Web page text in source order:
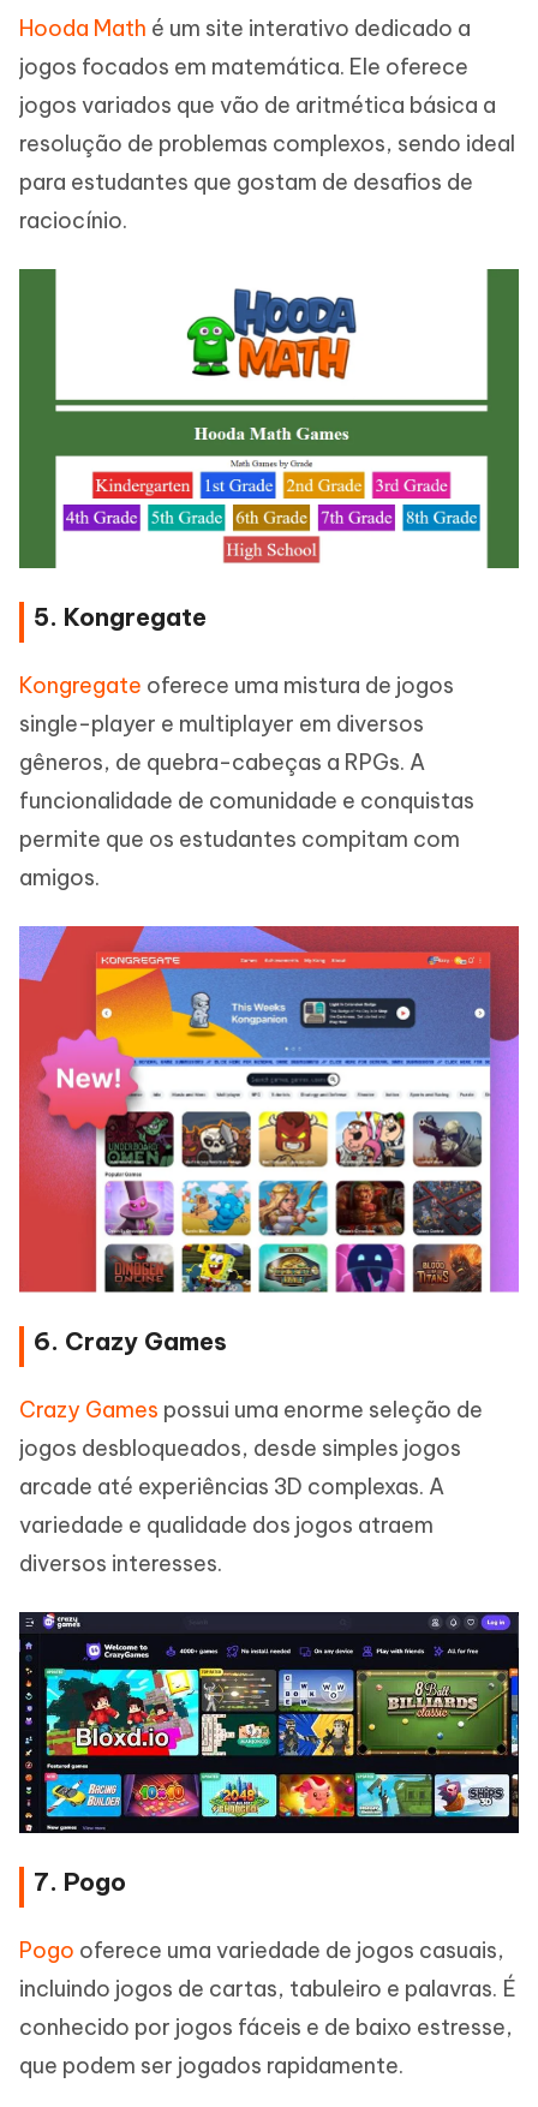
Hooda Math é um site interativo dedicado a
jogos focados em matemática. Ele oferece
jogos variados que vão de aritmética básica a
resolução de problemas complexos, sendo ideal
para estudantes que gostam de desafios de
raciocínio.
5. Kongregate
Kongregate oferece uma mistura de jogos
single-player e multiplayer em diversos
gêneros, de quebra-cabeças a RPGs. A
funcionalidade de comunidade e conquistas
permite que os estudantes compitam com
amigos.
6. Crazy Games
Crazy Games possui uma enorme seleção de
jogos desbloqueados, desde simples jogos
arcade até experiências 3D complexas. A
variedade e qualidade dos jogos atraem
diversos interesses.
7. Pogo
Pogo oferece uma variedade de jogos casuais,
incluindo jogos de cartas, tabuleiro e palavras. É
conhecido por jogos fáceis e de baixo estresse,
que podem ser jogados rapidamente.